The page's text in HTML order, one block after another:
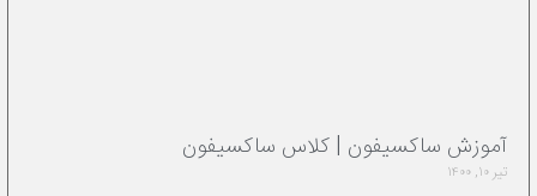
آموزش ساکسیفون | کلاس ساکسیفون
تیر ۱۰, ۱۴۰۰